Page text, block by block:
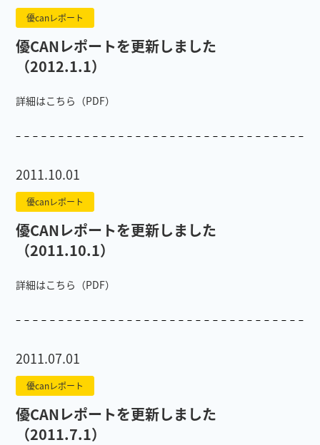
優canレポート
優CANレポートを更新しました
（2012.1.1）
詳細はこちら（PDF）
2011.10.01
優canレポート
優CANレポートを更新しました
（2011.10.1）
詳細はこちら（PDF）
2011.07.01
優canレポート
優CANレポートを更新しました
（2011.7.1）